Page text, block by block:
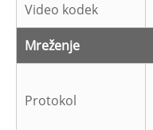
Video kodek
Mreženje
Protokol